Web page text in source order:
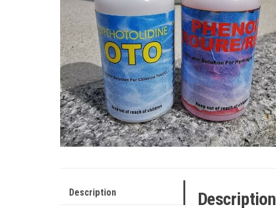
Description Description